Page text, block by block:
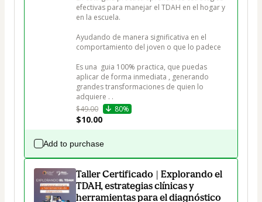
efectivas para manejar el TDAH en el hogar y
en la escuela.
Ayudando de manera significativa en el
comportamiento del joven o que lo padece
Es una  guia 100% practica, que puedas
aplicar de forma inmediata , generando
grandes transformaciones de quien lo
$49.00
80%
$10.00
Add to purchase
Taller Certificado | Explorando el
TDAH, estrategias clínicas y
herramientas para el diagnóstico